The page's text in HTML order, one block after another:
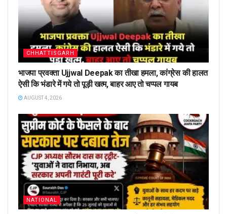
CHHATTISGARH
भाजपा प्रवक्ता Ujjwal Deepak का तीखा हमला, कांग्रेस की हालत
ऐसी कि भंडारे में गये तो पूड़ी खत्म, बाहर आए तो चप्पल गायब
AUGUST 4, 2026
NATIONAL